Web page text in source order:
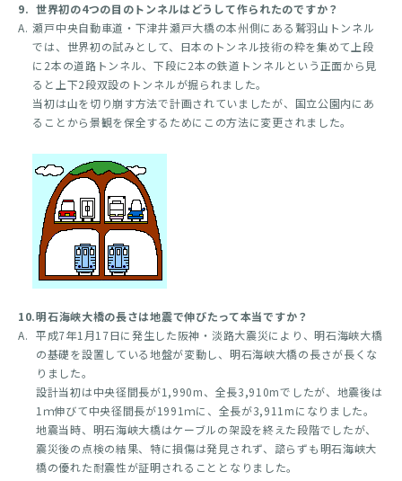
9. 世界初の4つの目のトンネルはどうして作られたのですか？
A. 瀬戸中央自動車道・下津井瀬戸大橋の本州側にある鷲羽山トンネル
では、世界初の試みとして、日本のトンネル技術の粋を集めて上段
に2本の道路トンネル、下段に2本の鉄道トンネルという正面から見
ると上下2段双設のトンネルが掘られました。
当初は山を切り崩す方法で計画されていましたが、国立公園内にあ
ることから景観を保全するためにこの方法に変更されました。
10.明石海峡大橋の長さは地震で伸びたって本当ですか？
A. 平成7年1月17日に発生した阪神・淡路大震災により、明石海峡大橋
の基礎を設置している地盤が変動し、明石海峡大橋の長さが長くな
りました。
設計当初は中央径間長が1,990m、全長3,910mでしたが、地震後は
1ｍ伸びて中央径間長が1991ｍに、全長が3,911mになりました。
地震当時、明石海峡大橋はケーブルの架設を終えた段階でしたが、
震災後の点検の結果、特に損傷は発見されず、諮らずも明石海峡大
橋の優れた耐震性が証明されることとなりました。